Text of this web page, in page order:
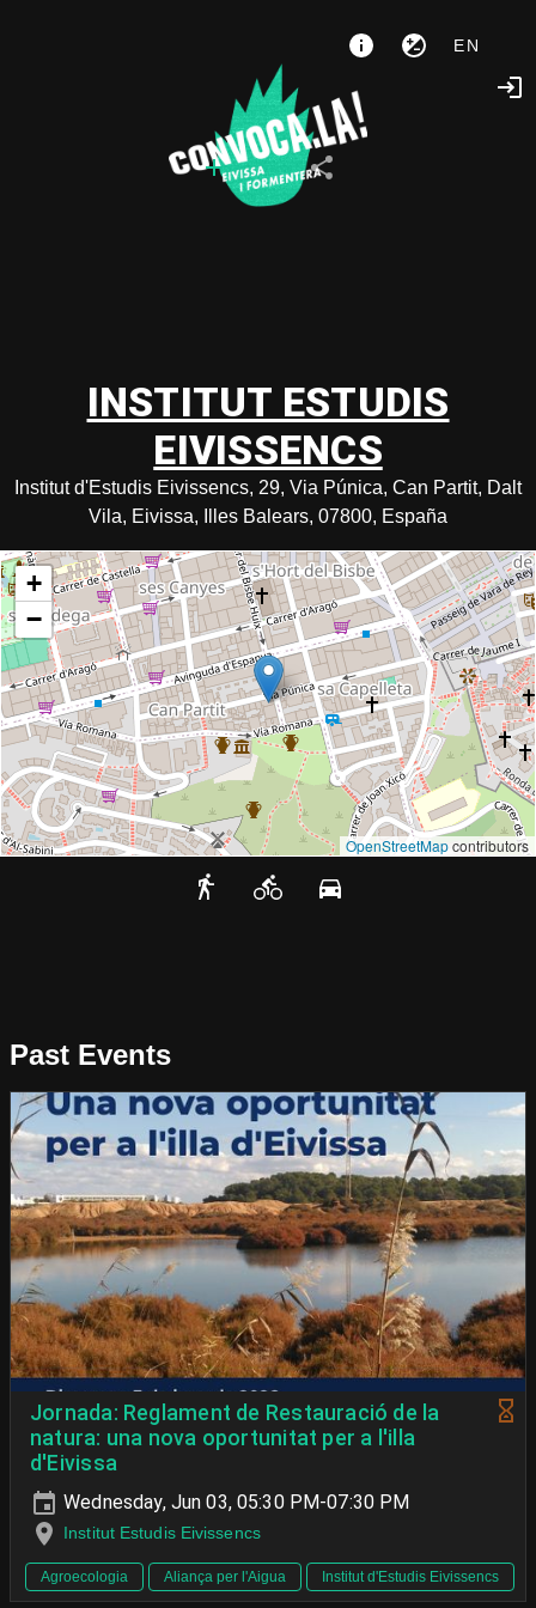
EN
INSTITUT ESTUDIS
EIVISSENCS
Institut d'Estudis Eivissencs, 29, Via Púnica, Can Partit, Dalt
Vila, Eivissa, Illes Balears, 07800, España
+
−
OpenStreetMapcontributors
Past Events
Jornada: Reglament de Restauració de la
natura: una nova oportunitat per a l'illa
d'Eivissa
Wednesday, Jun 03, 05:30 PM-07:30 PM
Institut Estudis Eivissencs
Agroecologia Aliança per l'Aigua Institut d'Estudis Eivissencs